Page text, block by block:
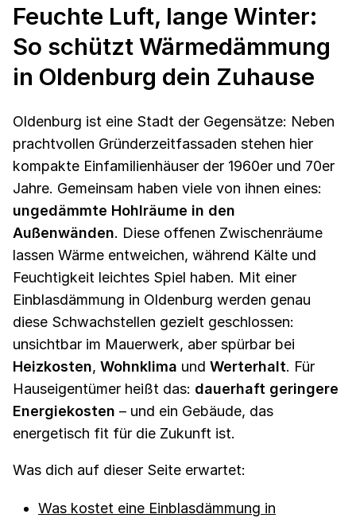
Feuchte Luft, lange Winter:
So schützt Wärmedämmung
in Oldenburg dein Zuhause
Oldenburg ist eine Stadt der Gegensätze: Neben
prachtvollen Gründerzeitfassaden stehen hier
kompakte Einfamilienhäuser der 1960er und 70er
Jahre. Gemeinsam haben viele von ihnen eines:
ungedämmte Hohlräume in den
Außenwänden. Diese offenen Zwischenräume
lassen Wärme entweichen, während Kälte und
Feuchtigkeit leichtes Spiel haben. Mit einer
Einblasdämmung in Oldenburg werden genau
diese Schwachstellen gezielt geschlossen:
unsichtbar im Mauerwerk, aber spürbar bei
Heizkosten, Wohnklima und Werterhalt. Für
Hauseigentümer heißt das: dauerhaft geringere
Energiekosten – und ein Gebäude, das
energetisch fit für die Zukunft ist.
Was dich auf dieser Seite erwartet:
Was kostet eine Einblasdämmung in